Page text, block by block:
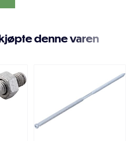
denne varen